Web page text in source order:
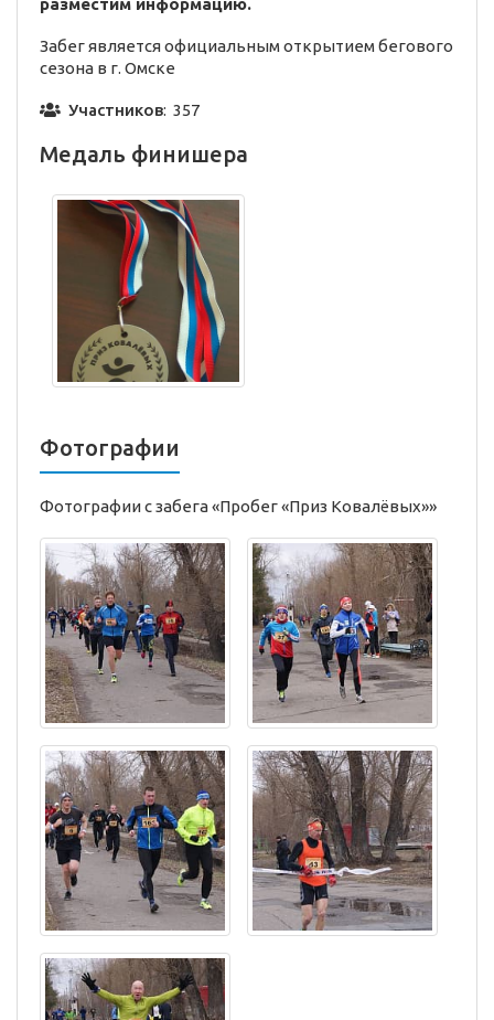
Забег является официальным открытием бегового
сезона в г. Омске
Участников: 357
Медаль финишера
Фотографии
Фотографии с забега «Пробег «Приз Ковалёвых»»